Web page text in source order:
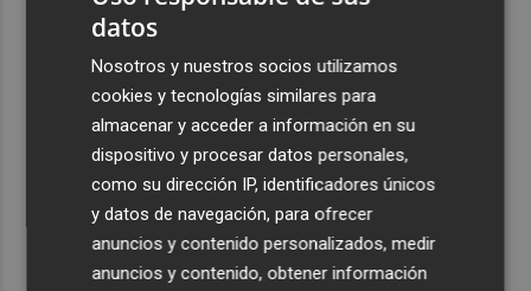
datos
Nosotros y nuestros socios utilizamos
cookies y tecnologías similares para
almacenar y acceder a información en su
dispositivo y procesar datos personales,
como su dirección IP, identificadores únicos
y datos de navegación, para ofrecer
anuncios y contenido personalizados, medir
anuncios y contenido, obtener información